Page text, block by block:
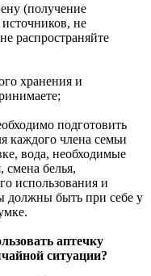
(получение
не
распространяйте
хранения и
подготовить
каждого члена семьи
вода, необходимые
смена белья,
использования и
должны быть при себе у
аптечку
ситуации?